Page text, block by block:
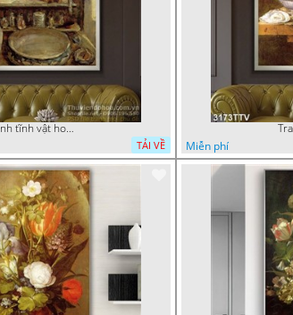
Tranh tĩnh vật hoa quả sơn dầu nghệ thuật
TẢI VỀ
Miễn phí